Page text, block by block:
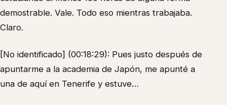
demostrable. Vale. Todo eso mientras trabajaba.
Claro.
[No identificado] (00:18:29): Pues justo después de
apuntarme a la academia de Japón, me apunté a
una de aquí en Tenerife y estuve…